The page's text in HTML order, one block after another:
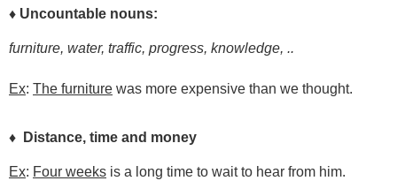
♦ Uncountable nouns:
furniture, water, traffic, progress, knowledge, ..
Ex: The furniture was more expensive than we thought.
♦ Distance, time and money
Ex: Four weeks is a long time to wait to hear from him.